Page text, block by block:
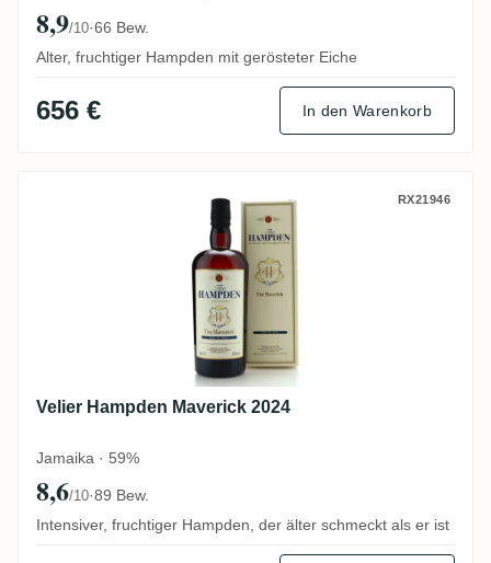
8,9/10·66 Bew.
Alter, fruchtiger Hampden mit gerösteter Eiche
656 € In den Warenkorb
Velier Hampden Maverick 2024 RX21946
Velier Hampden Maverick 2024
Jamaika · 59%
8,6/10·89 Bew.
Intensiver, fruchtiger Hampden, der älter schmeckt als er ist